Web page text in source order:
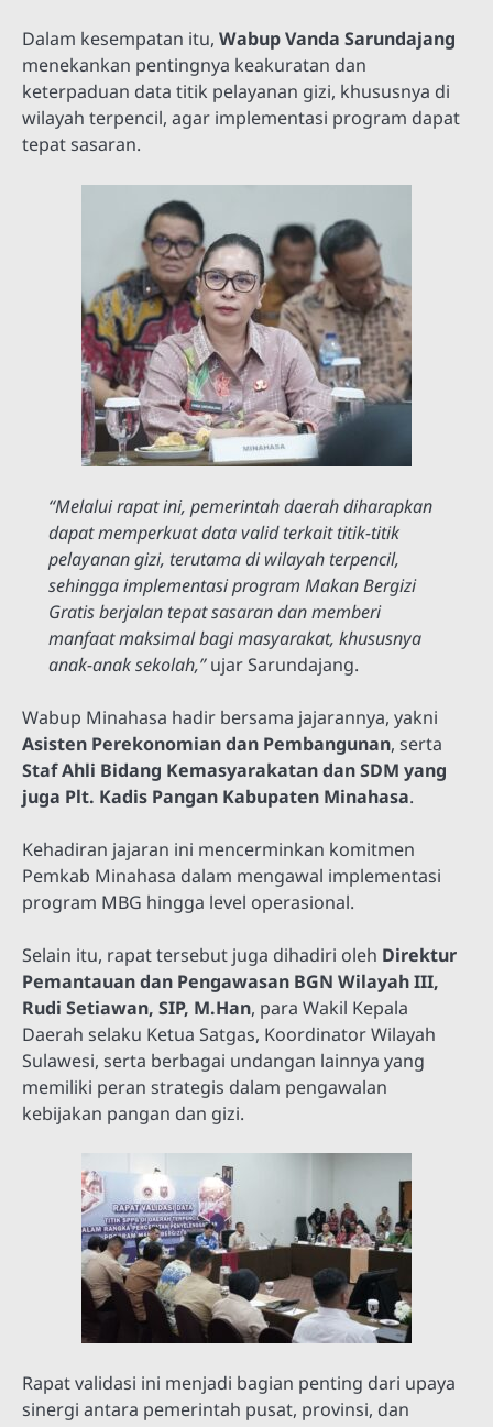
Dalam kesempatan itu, Wabup Vanda Sarundajang
menekankan pentingnya keakuratan dan
keterpaduan data titik pelayanan gizi, khususnya di
wilayah terpencil, agar implementasi program dapat
tepat sasaran.
“Melalui rapat ini, pemerintah daerah diharapkan
dapat memperkuat data valid terkait titik-titik
pelayanan gizi, terutama di wilayah terpencil,
sehingga implementasi program Makan Bergizi
Gratis berjalan tepat sasaran dan memberi
manfaat maksimal bagi masyarakat, khususnya
anak-anak sekolah,”ujar Sarundajang.
Wabup Minahasa hadir bersama jajarannya, yakni
Asisten Perekonomian dan Pembangunan, serta
Staf Ahli Bidang Kemasyarakatan dan SDM yang
juga Plt. Kadis Pangan Kabupaten Minahasa.
Kehadiran jajaran ini mencerminkan komitmen
Pemkab Minahasa dalam mengawal implementasi
program MBG hingga level operasional.
Selain itu, rapat tersebut juga dihadiri oleh Direktur
Pemantauan dan Pengawasan BGN Wilayah III,
Rudi Setiawan, SIP, M.Han, para Wakil Kepala
Daerah selaku Ketua Satgas, Koordinator Wilayah
Sulawesi, serta berbagai undangan lainnya yang
memiliki peran strategis dalam pengawalan
kebijakan pangan dan gizi.
Rapat validasi ini menjadi bagian penting dari upaya
sinergi antara pemerintah pusat, provinsi, dan